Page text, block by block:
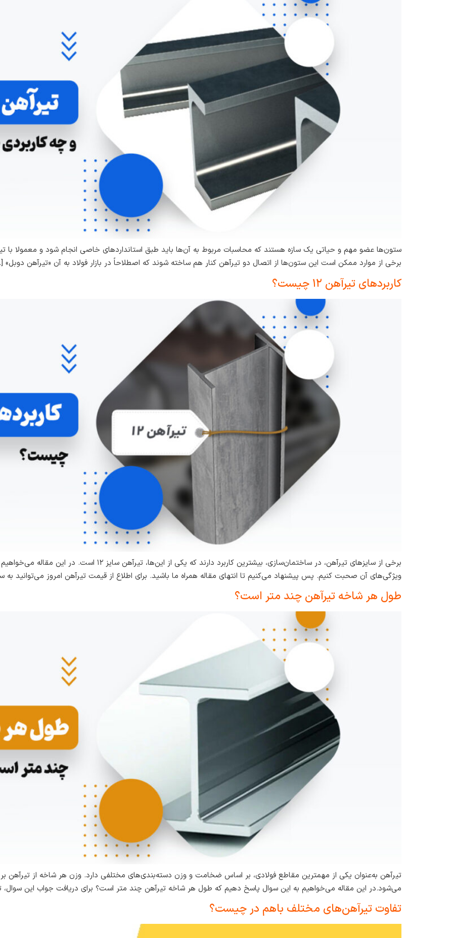
برخی از موارد ممکن است این ستون‌ها از اتصال دو تیرآهن کنار هم ساخته شوند که اصطلاحاً در بازار فولاد به آن «تیرآهن دوبل»
کاربردهای تیرآهن ۱۲ چیست؟
برخی از سایزهای تیرآهن، در ساختمان‌سازی، بیشترین کاربرد
ویژگی‌های آن صحبت کنیم. پس پیشنهاد می‌کنیم تا انتهای مقاله همراه ما باشید. برای اطلاع از قیمت تیرآهن امروز می‌توانید
طول هر شاخه تیرآهن چند متر است؟
تیرآهن به‌عنوان یکی از مهمترین مقاطع فولادی، بر اساس ضخامت و وزن دسته‌بندی‌های مختلفی دارد. وزن هر شاخه از
می‌شود.در این مقاله می‌خواهیم به این سوال پاسخ دهیم که طول هر شاخه تیرآهن چند متر است؟ برای دریافت جواب این سوال،
تفاوت تیرآهن‌های مختلف باهم در چیست؟